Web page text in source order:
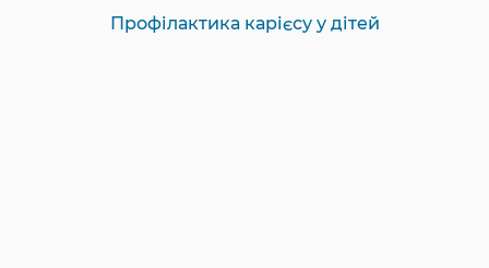
Профілактика карієсу у дітей